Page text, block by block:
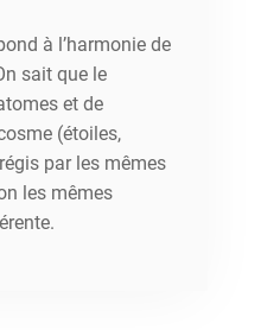
à l’harmonie de
sait que le
et de
(étoiles,
par les mêmes
les mêmes